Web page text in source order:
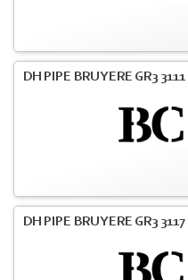
DH PIPE BRUYERE GR3 3111
DH PIPE BRUYERE GR3 3117